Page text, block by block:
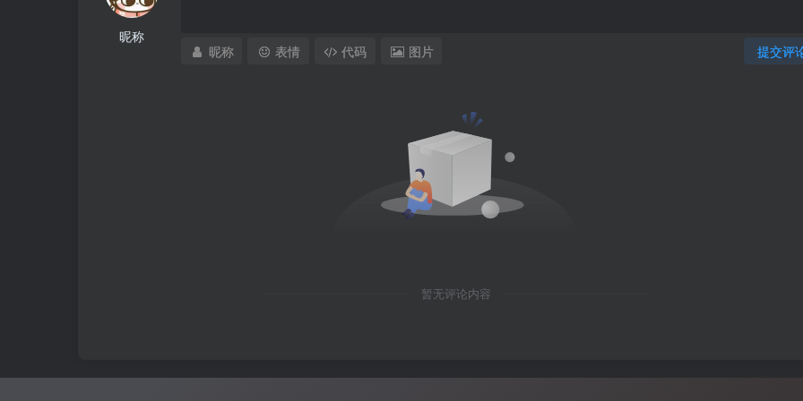
昵称
提交评
昵称 表情 代码 图片
暂无评论内容